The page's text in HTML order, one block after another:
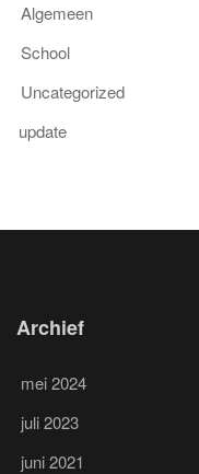
Algemeen
School
Uncategorized
update
Archief
mei 2024
juli 2023
juni 2021